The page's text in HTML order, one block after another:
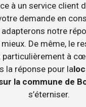
à un service client
demande en
adapterons notre
De même, le
particulièrement à
la réponse pour la
la commune de
s’éterniser.